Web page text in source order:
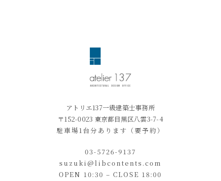
アトリエ137一級建築士事務所
〒152-0023 東京都目黒区八雲3-7-4
駐車場1台分あります（要予約）
03-5726-9137
suzuki@libcontents.com
OPEN 10:30 – CLOSE 18:00